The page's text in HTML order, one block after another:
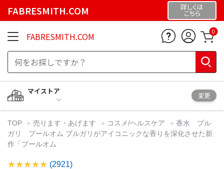
FABRESMITH.COM 詳しくは
こちら
FABRESMITH.COM 0
マイストア
変更
TOP 売ります・あげます コスメ/ヘルスケア
香水 ブル
ガリ プールオム ブルガリがアイコニックな香りを深化させた新
作「プールオム
(2921)